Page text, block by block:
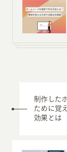
制作した
ために覚
効果とは